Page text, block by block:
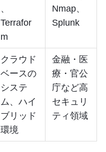
、
Terrafor
m
Nmap、
Splunk
クラウド
ベースの
システ
ム、ハイ
ブリッド
環境
金融・医
療・官公
庁など高
セキュリ
ティ領域